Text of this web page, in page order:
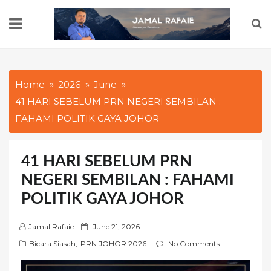
Home 2026
June
41 HARI SEBELUM PRN NEGERI SEMBILAN :
FAHAMI POLITIK GAYA JOHOR
41 HARI SEBELUM PRN
NEGERI SEMBILAN : FAHAMI
POLITIK GAYA JOHOR
Jamal Rafaie
P
o
June 21, 2026
Bicara Siasah, PRN JOHOR 2026 No Comments